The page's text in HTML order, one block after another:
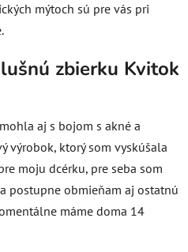
mýtoch sú pre vás pri
zbierku Kvitok
aj s bojom s akné a
výrobok, ktorý som vyskúšala
moju dcérku, pre seba som
a postupne obmieňam aj ostatnú
máme doma 14